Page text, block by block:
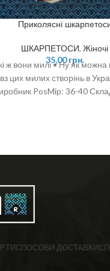
Приколясні
ШКАРПЕТОСИ,Жіночі
35,00грн.
ж вони милі • Ну як можна
цих милих створінь в
PosMip: 36-40
СПОСОБИ ДОСТАВКИ